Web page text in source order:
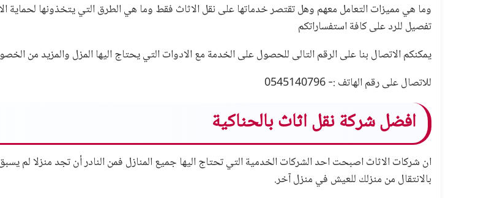
وما هي مميزات التعامل معهم وهل تقتصر خدماتها على نقل الاثاث فقط وما هي الطرق التي يتخذونها لحماية
تفصيل للرد على كافة استفساراتكم
يمكنكم الاتصال بنا على الرقم التالى للحصول على الخدمة مع الادوات التي يحتاج اليها المزل والمزيد من الخصومات
للاتصال على رقم الهاتف :- 0545140796
افضل شركة نقل اثاث بالحناكية
ان شركات الاثاث اصبحت احد الشركات الخدمية التي تحتاج اليها جميع المنازل فمن النادر أن تجد منزلا لم
بالانتقال من منزلك للعيش في منزل آخر.